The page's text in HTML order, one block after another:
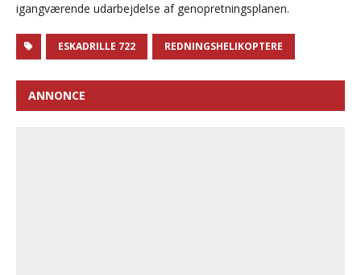
igangværende udarbejdelse af genopretningsplanen.
ESKADRILLE 722 REDNINGSHELIKOPTERE
ANNONCE